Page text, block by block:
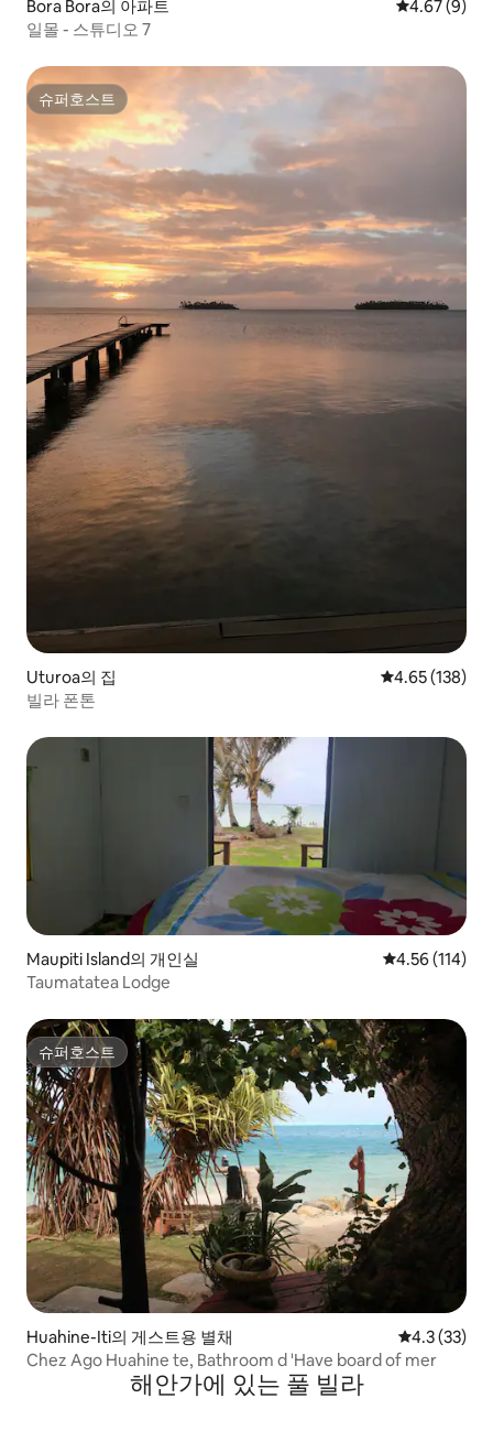
Bora Bora의 아파트 평점 4.67점
4.67 (9)
일몰 - 스튜디오 7
슈퍼호스트
슈퍼호스트
Uturoa의 집 평점 4.65점(5
4.65 (138)
빌라 폰톤
Maupiti Island의 개인실 평점 4.56점(5
4.56 (114)
Taumatatea Lodge
슈퍼호스트
슈퍼호스트
Huahine-Iti의 게스트용 별채 평점 4.3점(5
4.3 (33)
Chez Ago Huahine te, Bathroom d 'Have board of mer
해안가에 있는 풀 빌라